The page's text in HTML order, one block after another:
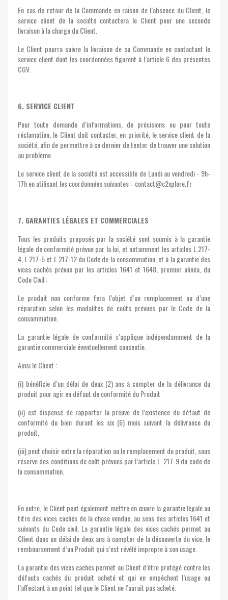
En cas de retour de la Commande en raison de l’absence du Client, le
service client de la société contactera le Client pour une seconde
livraison à la charge du Client.
Le Client pourra suivre la livraison de sa Commande en contactant le
service client dont les coordonnées figurent à l’article 6 des présentes
CGV.
6. SERVICE CLIENT
Pour toute demande d’informations, de précisions ou pour toute
réclamation, le Client doit contacter, en priorité, le service client de la
société, afin de permettre à ce dernier de tenter de trouver une solution
au problème.
Le service client de la société est accessible de Lundi au vendredi - 9h-
17h en utilisant les coordonnées suivantes : contact@c2xplore.fr
7. GARANTIES LÉGALES ET COMMERCIALES
Tous les produits proposés par la société sont soumis à la garantie
légale de conformité prévue par la loi, et notamment les articles L.217-
4, L.217-5 et L.217-12 du Code de la consommation, et à la garantie des
vices cachés prévue par les articles 1641 et 1648, premier alinéa, du
Code Civil :
Le produit non conforme fera l’objet d’un remplacement ou d’une
réparation selon les modalités de coûts prévues par le Code de la
consommation.
La garantie légale de conformité s’applique indépendamment de la
garantie commerciale éventuellement consentie.
Ainsi le Client :
(i) bénéficie d’un délai de deux (2) ans à compter de la délivrance du
produit pour agir en défaut de conformité du Produit
(ii) est dispensé de rapporter la preuve de l’existence du défaut de
conformité du bien durant les six (6) mois suivant la délivrance du
produit,
(iii) peut choisir entre la réparation ou le remplacement du produit, sous
réserve des conditions de coût prévues par l’article L. 217-9 du code de
la consommation.
En outre, le Client peut également mettre en œuvre la garantie légale au
titre des vices cachés de la chose vendue, au sens des articles 1641 et
suivants du Code civil. La garantie légale des vices cachés permet au
Client dans un délai de deux ans à compter de la découverte du vice, le
remboursement d’un Produit qui s’est révélé impropre à son usage.
La garantie des vices cachés permet au Client d’être protégé contre les
défauts cachés du produit acheté et qui en empêchent l’usage ou
l’affectant à un point tel que le Client ne l’aurait pas acheté.